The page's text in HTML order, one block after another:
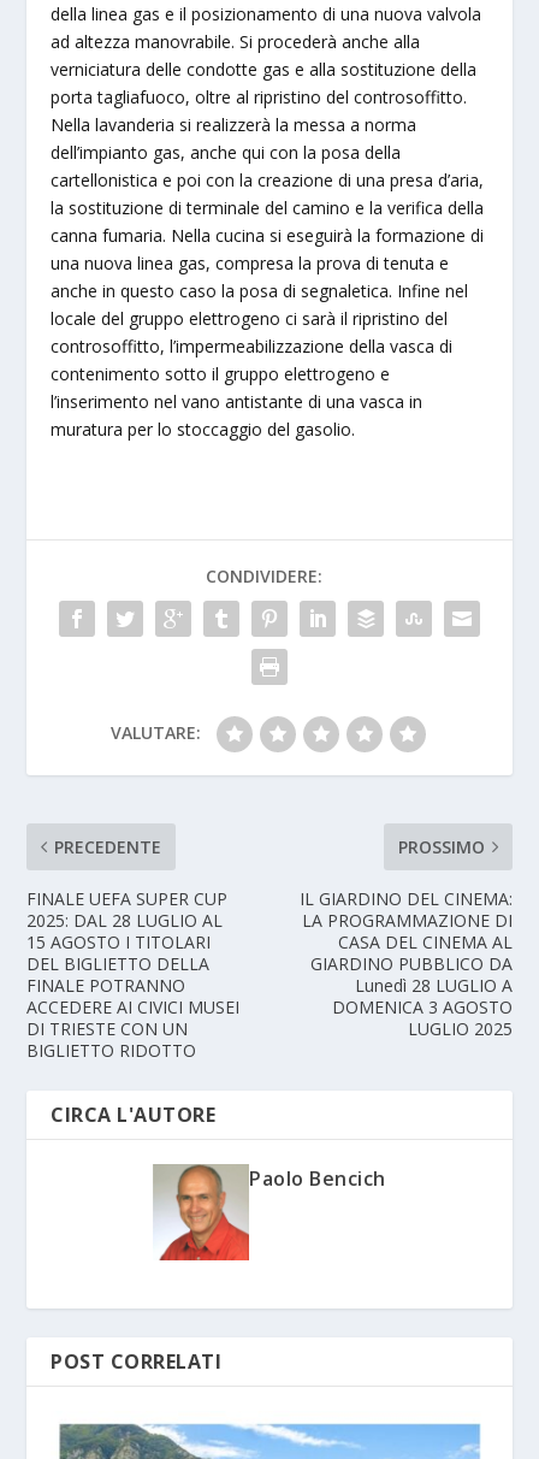
della linea gas e il posizionamento di una nuova valvola
ad altezza manovrabile. Si procederà anche alla
verniciatura delle condotte gas e alla sostituzione della
porta tagliafuoco, oltre al ripristino del controsoffitto.
Nella lavanderia si realizzerà la messa a norma
dell’impianto gas, anche qui con la posa della
cartellonistica e poi con la creazione di una presa d’aria,
la sostituzione di terminale del camino e la verifica della
canna fumaria. Nella cucina si eseguirà la formazione di
una nuova linea gas, compresa la prova di tenuta e
anche in questo caso la posa di segnaletica. Infine nel
locale del gruppo elettrogeno ci sarà il ripristino del
controsoffitto, l’impermeabilizzazione della vasca di
contenimento sotto il gruppo elettrogeno e
l’inserimento nel vano antistante di una vasca in
muratura per lo stoccaggio del gasolio.
CONDIVIDERE:
VALUTARE:
PRECEDENTE
FINALE UEFA SUPER CUP
2025: DAL 28 LUGLIO AL
15 AGOSTO I TITOLARI
DEL BIGLIETTO DELLA
FINALE POTRANNO
ACCEDERE AI CIVICI MUSEI
DI TRIESTE CON UN
BIGLIETTO RIDOTTO
PROSSIMO
IL GIARDINO DEL CINEMA:
LA PROGRAMMAZIONE DI
CASA DEL CINEMA AL
GIARDINO PUBBLICO DA
Lunedì 28 LUGLIO A
DOMENICA 3 AGOSTO
LUGLIO 2025
CIRCA L'AUTORE
Paolo Bencich
POST CORRELATI